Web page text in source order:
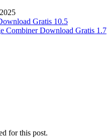
Gratis 10.5
Combiner Download Gratis 1.7
for this post.